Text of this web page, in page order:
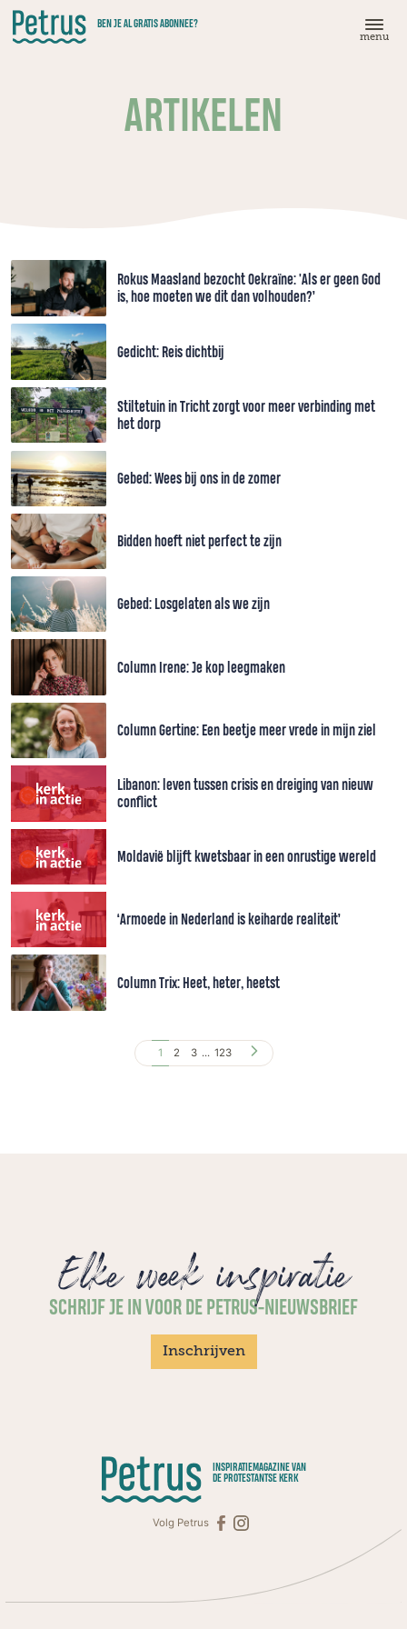
Doorgaan
naar
hoofdinhoud
BEN JE AL GRATIS ABONNEE?
menu
ARTIKELEN
Rokus Maasland bezocht Oekraïne: 'Als er geen God
is, hoe moeten we dit dan volhouden?’
Gedicht: Reis dichtbij
Stiltetuin in Tricht zorgt voor meer verbinding met
het dorp
Gebed: Wees bij ons in de zomer
Bidden hoeft niet perfect te zijn
Gebed: Losgelaten als we zijn
Column Irene: Je kop leegmaken
Column Gertine: Een beetje meer vrede in mijn ziel
Libanon: leven tussen crisis en dreiging van nieuw
conflict
Moldavië blijft kwetsbaar in een onrustige wereld
‘Armoede in Nederland is keiharde realiteit’
Column Trix: Heet, heter, heetst
1 2 3 ... 123
Elke week inspiratie
SCHRIJF JE IN VOOR DE PETRUS-NIEUWSBRIEF
Inschrijven
INSPIRATIEMAGAZINE VAN
DE PROTESTANTSE KERK
Volg Petrus